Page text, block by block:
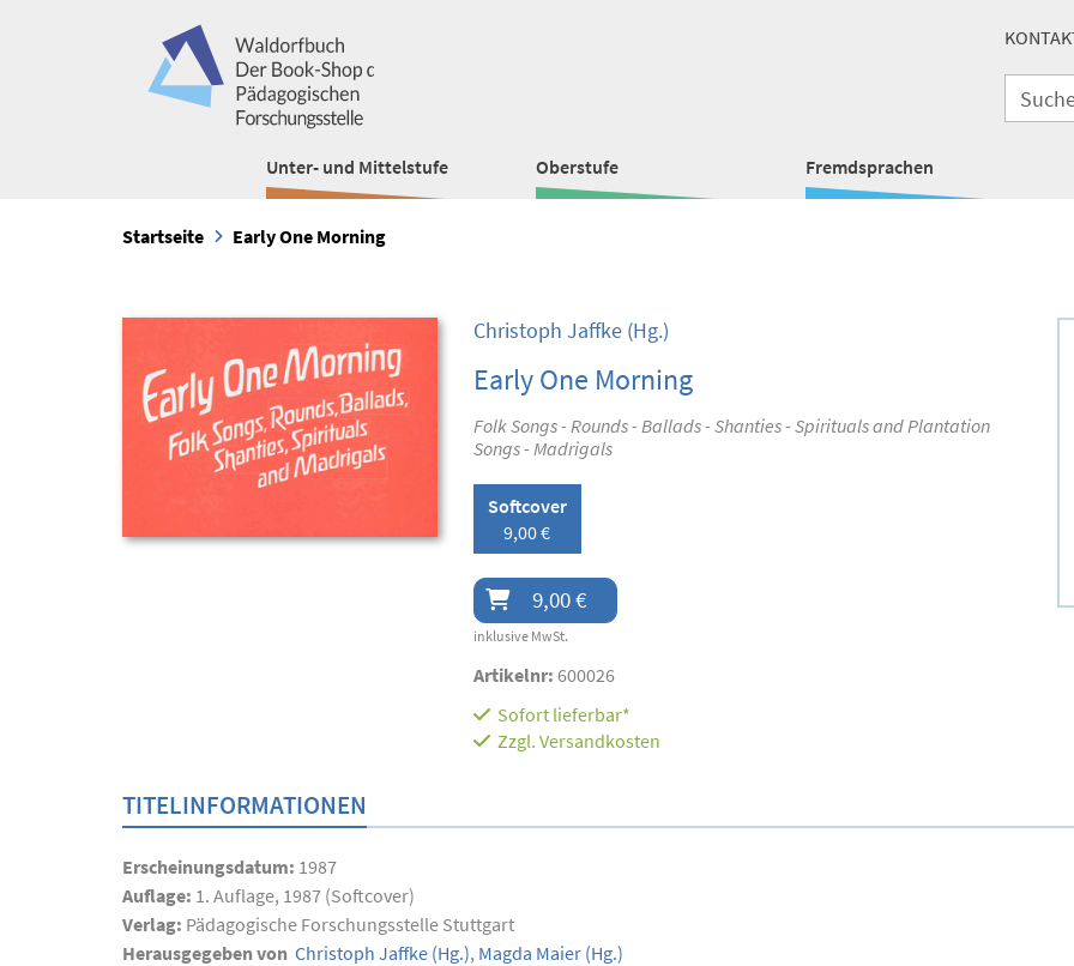
Unter- und Mittelstufe Oberstufe Fremdsprachen
Startseite Early One Morning
Christoph Jaffke(Hg.)
Early One Morning
Folk Songs - Rounds - Ballads - Shanties - Spirituals and Plantation
Songs - Madrigals
Softcover
9,00 €
9,00 €
inklusive MwSt.
Artikelnr: 600026
Sofort lieferbar*
Zzgl. Versandkosten
TITELINFORMATIONEN
Erscheinungsdatum: 1987
Auflage: 1. Auflage, 1987 (Softcover)
Verlag: Pädagogische Forschungsstelle Stuttgart
Herausgegeben von Christoph Jaffke (Hg.), Magda Maier (Hg.)